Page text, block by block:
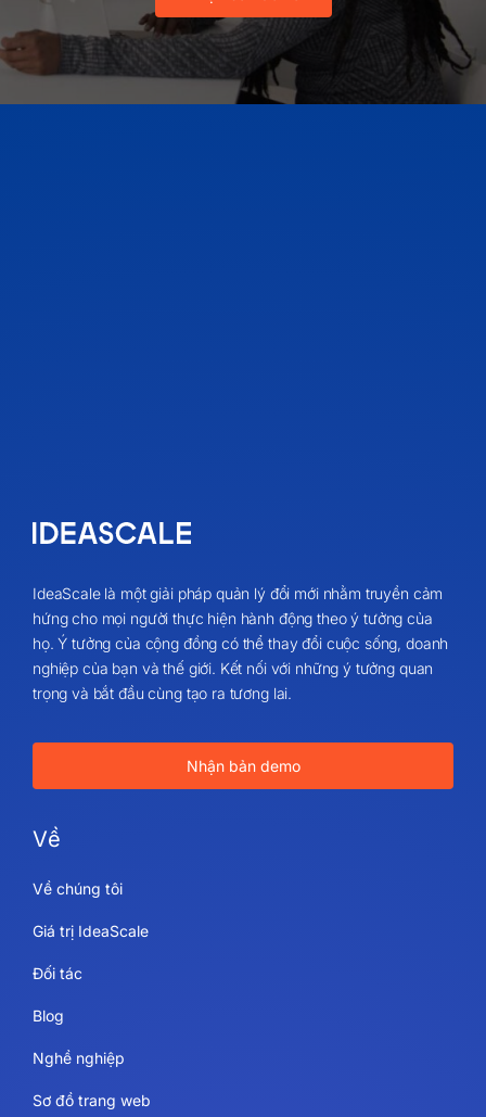
IdeaScale là một giải pháp quản lý đổi mới nhằm truyền cảm
hứng cho mọi người thực hiện hành động theo ý tưởng của
họ. Ý tưởng của cộng đồng có thể thay đổi cuộc sống, doanh
nghiệp của bạn và thế giới. Kết nối với những ý tưởng quan
trọng và bắt đầu cùng tạo ra tương lai.
Nhận bản demo
Về
Về chúng tôi
Giá trị IdeaScale
Đối tác
Blog
Nghề nghiệp
Sơ đồ trang web